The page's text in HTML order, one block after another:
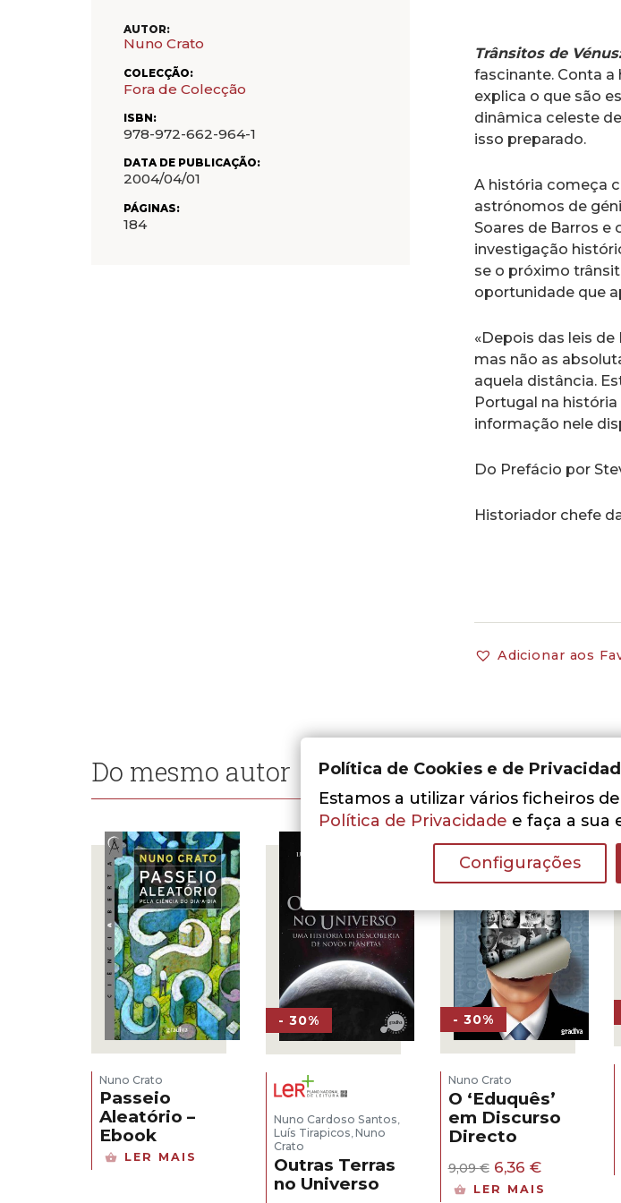
AUTOR:
Nuno Crato
COLECÇÃO:
Fora de Colecção
ISBN:
978-972-662-964-1
DATA DE PUBLICAÇÃO:
2004/04/01
PÁGINAS:
184
Trânsitos de
fascinante. Conta
explica o que são
dinâmica celeste
isso preparado.
A história começa
astrónomos de
Soares de Barros
investigação
se o próximo
oportunidade que
«Depois das leis
mas não as
aquela distância.
Portugal na
informação nele
Do Prefácio por
Historiador chefe
Adicionar aos
Do mesmo autor
Nuno Crato
Passeio
Aleatório –
Ebook
LER MAIS
- 30%
Nuno Cardoso Santos,
Luís Tirapicos,Nuno
Crato
Outras Terras
no Universo
- 30%
Nuno Crato
O ‘Eduquês’
em Discurso
Directo
9,09€ O
preço
6,36 €O
preço
LER MAIS
Política de Cookies e de
Estamos a utilizar vários ficheiros
Política de Privacidade e faça a sua
Configurações